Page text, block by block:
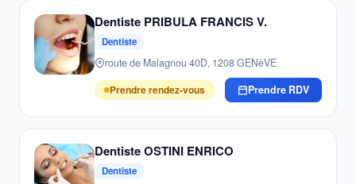
Dentiste PRIBULA FRANCIS V.
Dentiste
route de Malagnou 40D, 1208 GENèVE
Prendre rendez-vous
Prendre RDV
Dentiste OSTINI ENRICO
Dentiste